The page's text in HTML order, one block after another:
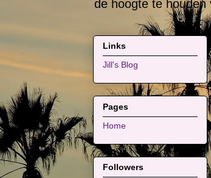
de hoogte te
Links
Jill's Blog
Pages
Home
Followers